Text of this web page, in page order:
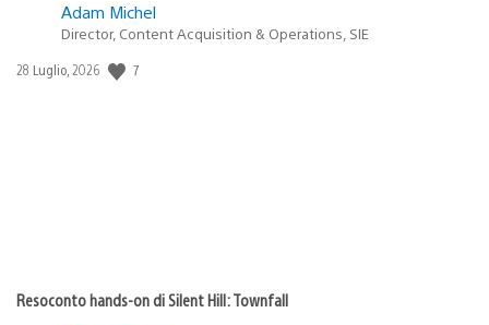
Adam Michel
Director, Content Acquisition & Operations, SIE
Data
28 Luglio, 2026 7
Resoconto hands-on di Silent Hill: Townfall